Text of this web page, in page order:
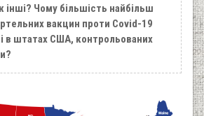
Чому більшість найбільш
вакцин проти Covid-19
в штатах США, контрольованих